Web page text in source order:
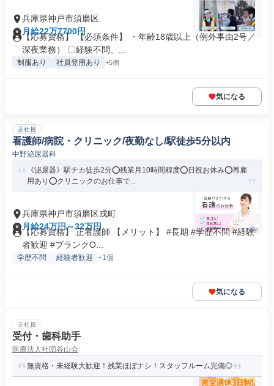
兵庫県神戸市須磨区
月給22万7700円
【応募資格】 【必須条件】 ・年齢18歳以上（例外事由2号／
深夜業務） 〇経験不問、...
制服あり 社員登用あり +5個
気になる
正社員
看護師/病院・クリニック/夜勤なし/駅徒歩5分以内
中野泌尿器科
《泌尿器》駅チカ徒歩2分⭕残業月10時間程度⭕日祝お休み⭕再雇
用あり⭕クリニックのお仕事で...
兵庫県神戸市須磨区戎町
月給24万円～32万円
【応募資格】 正看護師 【メリット】 #長期 #学歴不問 #経験
者歓迎 #ブランクO...
学歴不問 経験者歓迎 +1個
気になる
正社員
受付・歯科助手
医療法人社団谷山会
無資格・未経験大歓迎！残業ほぼナシ！スタッフルーム完備◎